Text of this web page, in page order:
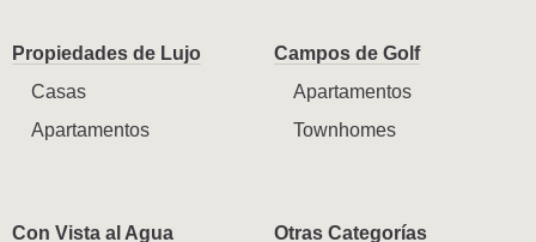
Propiedades de Lujo
Casas
Apartamentos
Campos de Golf
Apartamentos
Townhomes
Con Vista al Agua
Otras Categorías